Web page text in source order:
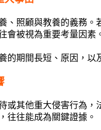
、照顧與教養的義務
會被視為重要考量因素
的期間長短、原因，以
或其他重大侵害行為，
往往能成為關鍵證據。